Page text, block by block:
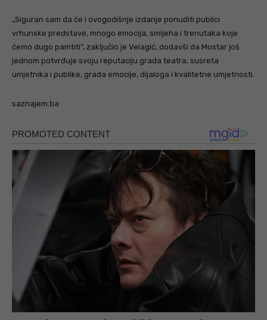
„Siguran sam da će i ovogodišnje izdanje ponuditi publici
vrhunske predstave, mnogo emocija, smijeha i trenutaka koje
ćemo dugo pamtiti”, zaključio je Velagić, dodavši da Mostar još
jednom potvrđuje svoju reputaciju grada teatra, susreta
umjetnika i publike, grada emocije, dijaloga i kvalitetne umjetnosti.
saznajem.ba